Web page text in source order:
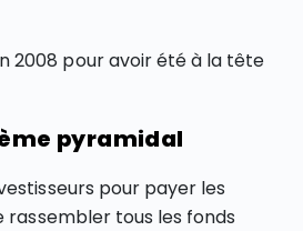
2008 pour avoir été à la tête
pyramidal
pour payer les
rassembler tous les fonds